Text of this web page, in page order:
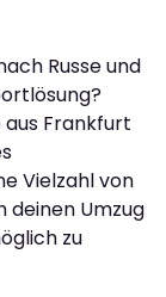
Russe und
aus Frankfurt
Vielzahl von
deinen Umzug
zu